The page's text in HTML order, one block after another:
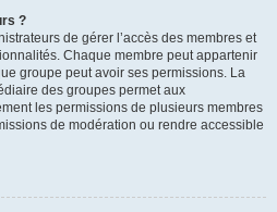
?
de gérer l’accès des membres et
Chaque membre peut appartenir
groupe peut avoir ses permissions. La
des groupes permet aux
les permissions de plusieurs membres
de modération ou rendre accessible